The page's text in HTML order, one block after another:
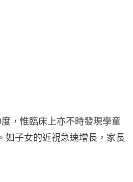
，惟臨床上亦不時發現學童
如子女的近視急速增長，家長